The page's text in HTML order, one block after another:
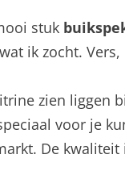
stuk
ik zocht.
zien liggen
voor je
De